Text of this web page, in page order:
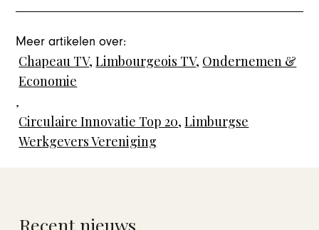
Meer artikelen over:
Chapeau TV,Limbourgeois TV, Ondernemen &
Economie
,
Circulaire Innovatie Top 20,Limburgse
Werkgevers Vereniging
Recent nieuws